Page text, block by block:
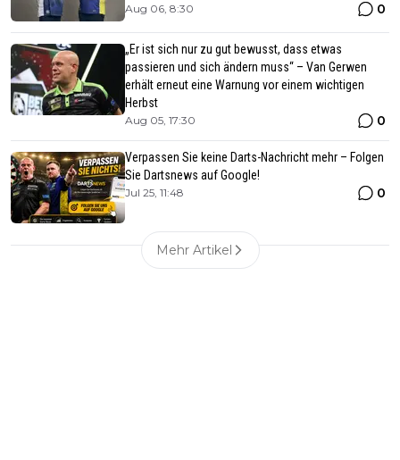
Aug 06, 8:30 0
„Er ist sich nur zu gut bewusst, dass etwas
passieren und sich ändern muss“ – Van Gerwen
erhält erneut eine Warnung vor einem wichtigen
Herbst
Aug 05, 17:30 0
Verpassen Sie keine Darts-Nachricht mehr – Folgen
Sie Dartsnews auf Google!
Jul 25, 11:48 0
Mehr Artikel